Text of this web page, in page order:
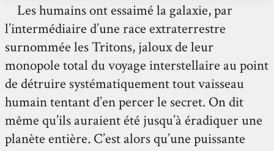
Les humains ont essaimé la galaxie, par
l’intermédiaire d’une race extraterrestre
surnommée les Tritons, jaloux de leur
monopole total du voyage interstellaire au point
de détruire systématiquement tout vaisseau
humain tentant d’en percer le secret. On dit
même qu’ils auraient été jusqu’à éradiquer une
planète entière. C’est alors qu’une puissante